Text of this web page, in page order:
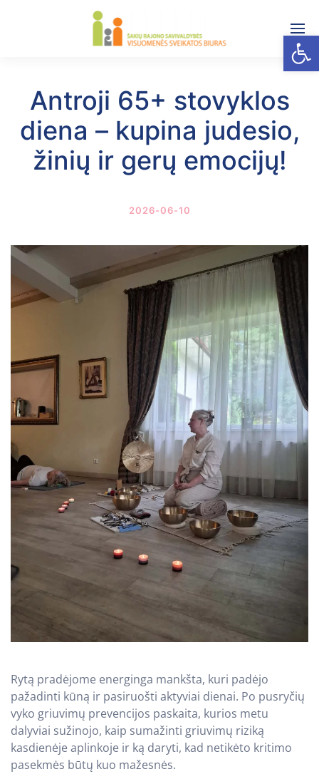
Antroji 65+ stovyklos
diena – kupina judesio,
žinių ir gerų emocijų!
2026-06-10
Rytą pradėjome energinga mankšta, kuri padėjo
pažadinti kūną ir pasiruošti aktyviai dienai. Po pusryčių
vyko griuvimų prevencijos paskaita, kurios metu
dalyviai sužinojo, kaip sumažinti griuvimų riziką
kasdienėje aplinkoje ir ką daryti, kad netikėto kritimo
pasekmės būtų kuo mažesnės.